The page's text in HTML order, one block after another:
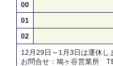
00
01
02
12月29日～1月3日は運休し
お問合せ：鳩ヶ谷営業所